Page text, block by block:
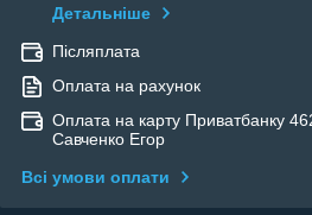
Детальніше
Післяплата
Оплата на рахунок
Оплата на карту Приватбанку
Савченко Егор
Всі умови оплати